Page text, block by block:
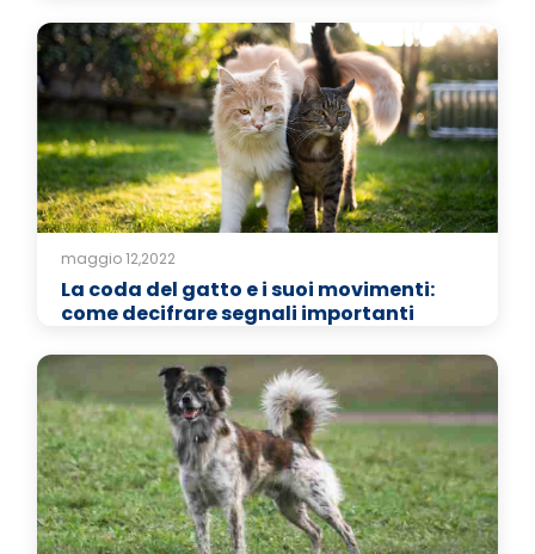
maggio 12,2022
La coda del gatto e i suoi movimenti:
come decifrare segnali importanti